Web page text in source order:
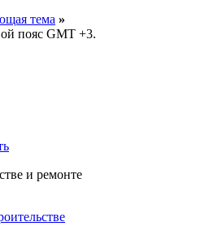
тема »
пояс GMT +3.
и ремонте